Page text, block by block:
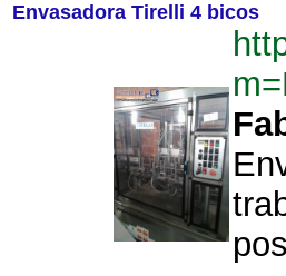
Envasadora Tirelli 4 bicos